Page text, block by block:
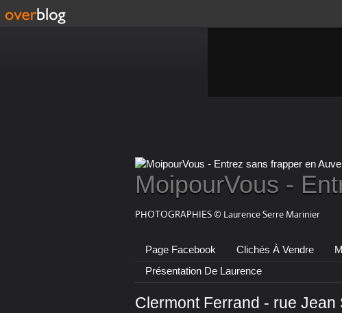
MoipourVous -
PHOTOGRAPHIES © Laurence Serre Marinier
Page Facebook Clichés À Vendre
Présentation De Laurence
Clermont Ferrand - rue Jean